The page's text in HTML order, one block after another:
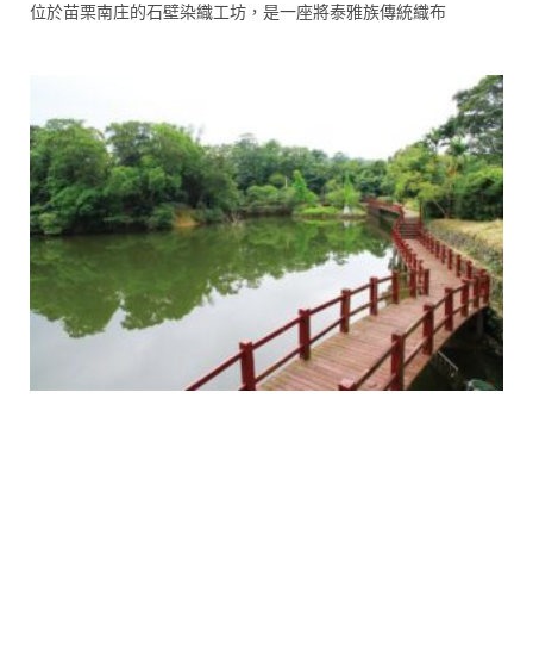
位於苗栗南庄的石壁染織工坊，是一座將泰雅族傳統織布